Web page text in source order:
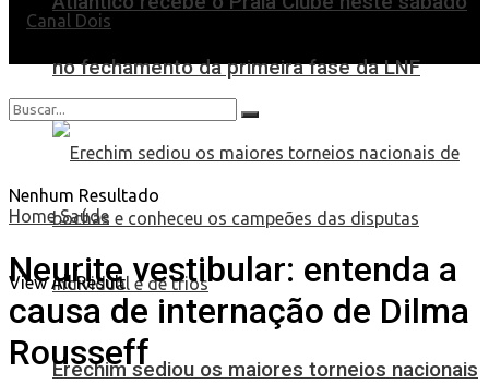
no fechamento da primeira fase da LNF
Erechim sediou os maiores torneios nacionais
Nenhum Resultado
View All Result
Home Saúde
Neurite vestibular: entenda a
causa de internação de Dilma
Rousseff